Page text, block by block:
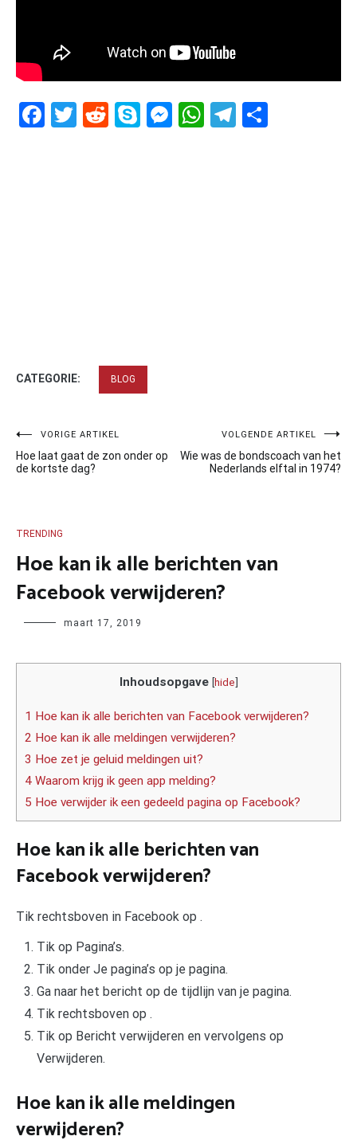
Facebook
Twitter
RedditSkypeMessenger
WhatsApp
Telegram
CATEGORIE: BLOG
Bericht
navigatie
VORIGE ARTIKEL
Hoe laat gaat de zon onder op
de kortste dag?
VOLGENDE ARTIKEL
Wie was de bondscoach van het
Nederlands elftal in 1974?
TRENDING
Hoe kan ik alle berichten van
Facebook verwijderen?
Author maart 17, 2019
Inhoudsopgave [hide]
1 Hoe kan ik alle berichten van Facebook verwijderen?
2 Hoe kan ik alle meldingen verwijderen?
3 Hoe zet je geluid meldingen uit?
4 Waarom krijg ik geen app melding?
5 Hoe verwijder ik een gedeeld pagina op Facebook?
Hoe kan ik alle berichten van
Facebook verwijderen?
Tik rechtsboven in Facebook op .
Tik op Pagina’s.
Tik onder Je pagina’s op je pagina.
Ga naar het bericht op de tijdlijn van je pagina.
Tik rechtsboven op .
Tik op Bericht verwijderen en vervolgens op
Verwijderen.
Hoe kan ik alle meldingen
verwijderen?